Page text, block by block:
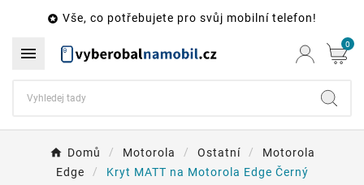
 Vše, co potřebujete pro svůj mobilní telefon!
 0
Domů Motorola Ostatní
Motorola
Edge
Kryt MATT na Motorola Edge Černý